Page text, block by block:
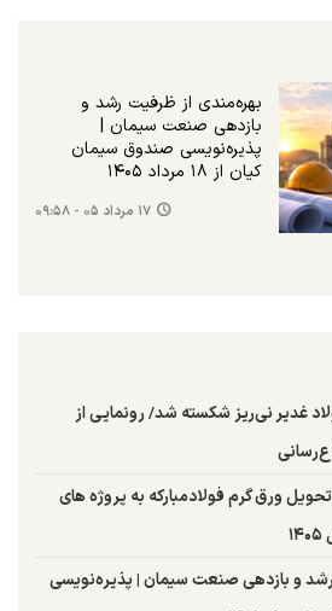
بهره‌مندی از ظرفیت رشد و
بازدهی صنعت سیمان |
پذیره‌نویسی صندوق سیمان
کیان از ۱۸ مرداد ۱۴۰۵
۱۷ مرداد ۰۵ - ۰۹:۵۸
غدیر نی‌ریز شکسته شد/ رونمایی از
ورق گرم فولادمبارکه به پروژه های
و بازدهی صنعت سیمان | پذیره‌نویسی